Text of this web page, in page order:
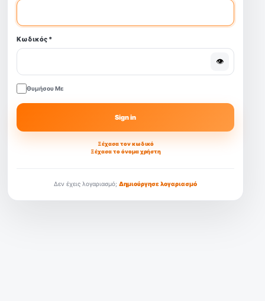
Κωδικός *
👁
Θυμήσου Με
Sign in
Ξέχασα τον κωδικό
Ξέχασα το όνομα χρήστη
Δεν έχεις λογαριασμό; Δημιούργησε λογαριασμό